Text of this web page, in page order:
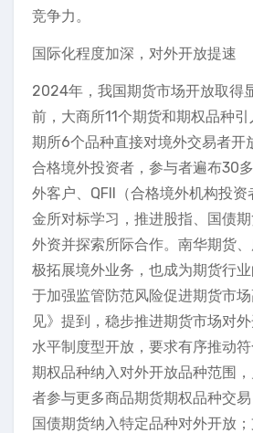
竞争力。
国际化程度加深，对外开放提速
2024年，我国期货市场开放取得
前，大商所11个期货和期权品种
期所6个品种直接对境外交易者开
合格境外投资者，参与者遍布30
外客户、QFII（合格境外机构投资
金所对标学习，推进股指、国债
外资并探索所际合作。南华期货
极拓展境外业务，也成为期货行
于加强监管防范风险促进期货市
见》提到，稳步推进期货市场对
水平制度型开放，要求有序推动
期权品种纳入对外开放品种范围
者参与更多商品期货期权品种交易
国债期货纳入特定品种对外开放